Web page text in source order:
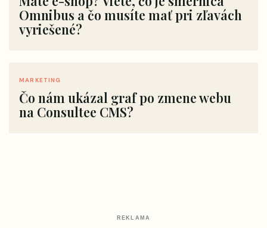
Omnibus a čo musíte mať pri zľavách
vyriešené?
MARKETING
Čo nám ukázal graf po zmene webu
na Consultee CMS?
REKLAMA